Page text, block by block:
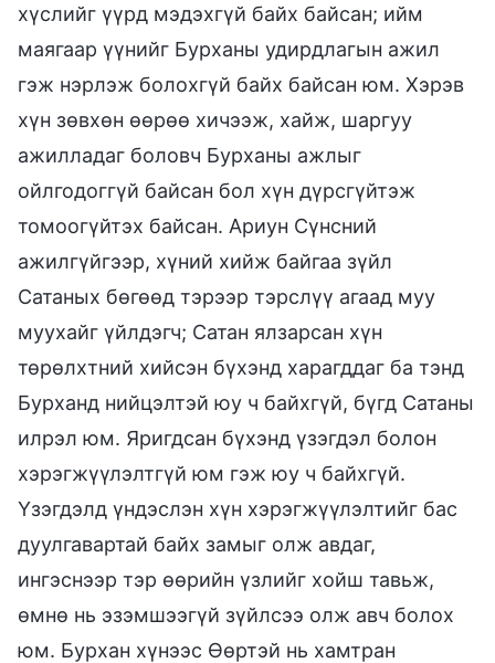
хүслийг үүрд мэдэхгүй байх байсан; ийм
маягаар үүнийг Бурханы удирдлагын ажил
гэж нэрлэж болохгүй байх байсан юм. Хэрэв
хүн зөвхөн өөрөө хичээж, хайж, шаргуу
ажилладаг боловч Бурханы ажлыг
ойлгодоггүй байсан бол хүн дүрсгүйтэж
томоогүйтэх байсан. Ариун Сүнсний
ажилгүйгээр, хүний хийж байгаа зүйл
Сатаных бөгөөд тэрээр тэрслүү агаад муу
муухайг үйлдэгч; Сатан ялзарсан хүн
төрөлхтний хийсэн бүхэнд харагддаг ба тэнд
Бурханд нийцэлтэй юу ч байхгүй, бүгд Сатаны
илрэл юм. Яригдсан бүхэнд үзэгдэл болон
хэрэгжүүлэлтгүй юм гэж юу ч байхгүй.
Үзэгдэлд үндэслэн хүн хэрэгжүүлэлтийг бас
дуулгавартай байх замыг олж авдаг,
ингэснээр тэр өөрийн үзлийг хойш тавьж,
өмнө нь эзэмшээгүй зүйлсээ олж авч болох
юм. Бурхан хүнээс Өөртэй нь хамтран